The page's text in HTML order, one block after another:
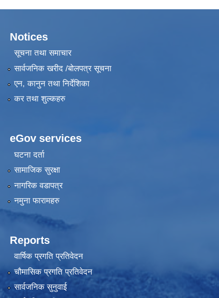
Notices
सूचना तथा समाचार
सार्वजनिक खरीद /बोलपत्र सूचना
एन, कानुन तथा निर्देशिका
कर तथा शुल्कहरु
eGov services
घटना दर्ता
सामाजिक सुरक्षा
नागरिक वडापत्र
नमुना फारामहरु
Reports
वार्षिक प्रगति प्रतिवेदन
चौमासिक प्रगति प्रतिवेदन
सार्वजनिक सुनुवाई